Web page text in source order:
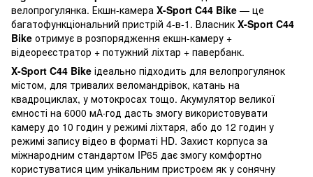
велопрогулянка. Екшн-камера X-Sport C44 Bike — це
багатофункціональний пристрій 4-в-1. Власник X-Sport C44
Bike отримує в розпорядження екшн-камеру +
відеореєстратор + потужний ліхтар + павербанк.
X-Sport C44 Bike ідеально підходить для велопрогулянок
містом, для тривалих веломандрівок, катань на
квадроциклах, у мотокросах тощо. Акумулятор великої
ємності на 6000 мА·год дасть змогу використовувати
камеру до 10 годин у режимі ліхтаря, або до 12 годин у
режимі запису відео в форматі HD. Захист корпуса за
міжнародним стандартом IP65 дає змогу комфортно
користуватися цим унікальним пристроєм як у сонячну